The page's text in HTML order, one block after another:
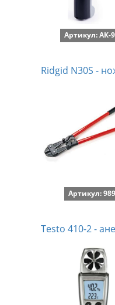
Артикул: АК-
Ridgid N30S -
Артикул:
Testo 410-2 -